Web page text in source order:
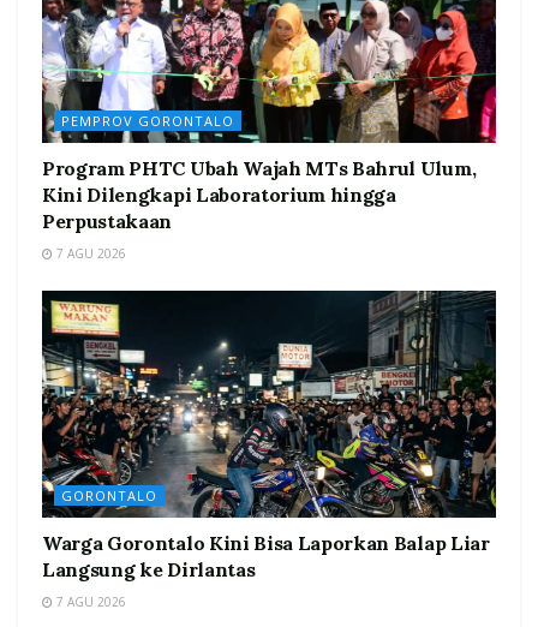
PEMPROV GORONTALO
Program PHTC Ubah Wajah MTs Bahrul Ulum,
Kini Dilengkapi Laboratorium hingga
Perpustakaan
7 AGU 2026
GORONTALO
Warga Gorontalo Kini Bisa Laporkan Balap Liar
Langsung ke Dirlantas
7 AGU 2026